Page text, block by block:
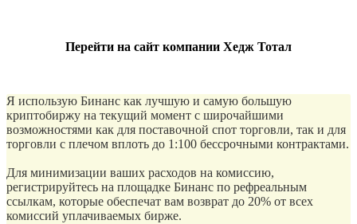
Перейти на сайт компании Хедж Тотал
Я использую Бинанс как лучшую и самую большую
криптобиржу на текущий момент с широчайшими
возможностями как для поставочной спот торговли, так и для
торговли с плечом вплоть до 1:100 бессрочными контрактами.
Для минимизации ваших расходов на комиссию,
регистрируйтесь на площадке Бинанс по рефреальным
ссылкам, которые обеспечат вам возврат до 20% от всех
комиссий уплачиваемых бирже.